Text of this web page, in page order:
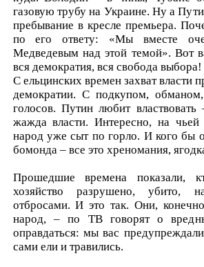
газовую трубу на Украине. Ну а
пребывание в кресле премьера.
по его ответу: «Мы вместе
Медведевым над этой темой». Вот
вся демократия, вся свобода выбора!
С ельцинских времен захват власти
демократии. С подкупом,
голосов. Путин любит
жажда власти. Интересно, на
народ уже сыт по горло. И кого бы
бомонда – все это хреномания,
Прошедшие времена показали,
хозяйство разрушено, убито,
отбросами. И это так. Они,
народ, – по ТВ говорят о
оправдаться: мы вас
сами ели и травились.